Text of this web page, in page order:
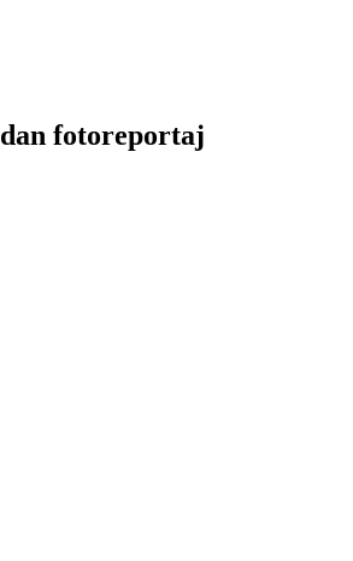
fotoreportaj